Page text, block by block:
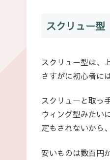
スクリュー型
スクリュー型は、
さすがに初心者に
スクリューと取っ
ウィング型みたい
定もされないから
安いものは数百円